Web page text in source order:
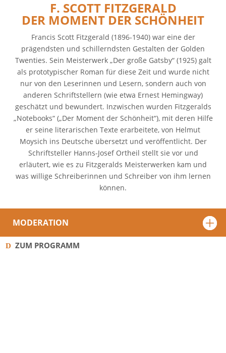
F. SCOTT FITZGERALD
DER MOMENT DER SCHÖNHEIT
Francis Scott Fitzgerald (1896-1940) war eine der
prägendsten und schillerndsten Gestalten der Golden
Twenties. Sein Meisterwerk „Der große Gatsby“ (1925) galt
als prototypischer Roman für diese Zeit und wurde nicht
nur von den Leserinnen und Lesern, sondern auch von
anderen Schriftstellern (wie etwa Ernest Hemingway)
geschätzt und bewundert. Inzwischen wurden Fitzgeralds
„Notebooks“ („Der Moment der Schönheit“), mit deren Hilfe
er seine literarischen Texte erarbeitete, von Helmut
Moysich ins Deutsche übersetzt und veröffentlicht. Der
Schriftsteller Hanns-Josef Ortheil stellt sie vor und
erläutert, wie es zu Fitzgeralds Meisterwerken kam und
was willige Schreiberinnen und Schreiber von ihm lernen
können.
MODERATION
ZUM PROGRAMM